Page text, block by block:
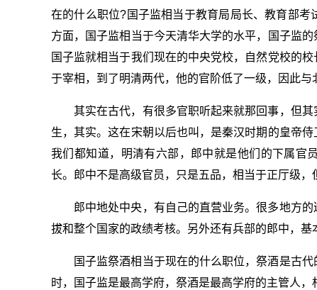
在的什么职位?国子监相当于教育局局长、教育部
方面，国子监相当于今天清华大学的水平，国子监
国子监就相当于我们现在的中央党校，自然党校的
于宰相，到了明清两代，他的官阶低了一级，因此与
其实在古代，有很多官职听起来就那回事，但
生，其实。这在宋朝以后也叫，是秦汉时期的皇帝
我们都知道，明清有六部，郎中就是他们的下属官
长。郎中不是高级官员，只是五品，相当于正厅级，
郎中地处中央，有自己的直营业务。很多地方
拔和整个国家的政绩考核。另外还有兵部的郎中，基
国子监祭酒相当于现在的什么职位，祭酒是古
时，国子监是最高学府，祭酒是最高学府的主管人，